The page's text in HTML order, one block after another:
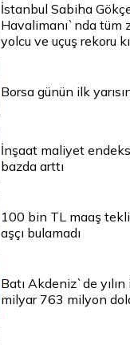
İstanbul Sabiha
Havalimanı`nda tüm
yolcu ve uçuş rekoru
Borsa günün ilk
İnşaat maliyet
bazda arttı
100 bin TL maaş
aşçı bulamadı
Batı Akdeniz`de
milyar 763 milyon